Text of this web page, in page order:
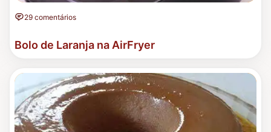
29 comentários
Bolo de Laranja na AirFryer